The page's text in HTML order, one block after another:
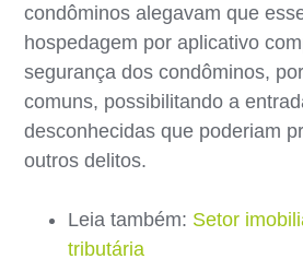
condôminos alegavam que
hospedagem por aplicativo
segurança dos condôminos,
comuns, possibilitando a
desconhecidas que poderiam
outros delitos.
Leia também: Setor
tributária